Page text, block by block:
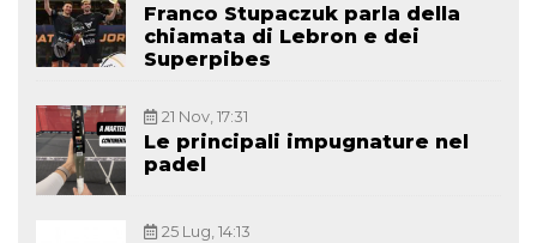
Franco Stupaczuk parla della
chiamata di Lebron e dei
Superpibes
21 Nov, 17:31
Le principali impugnature nel
padel
25 Lug, 14:13